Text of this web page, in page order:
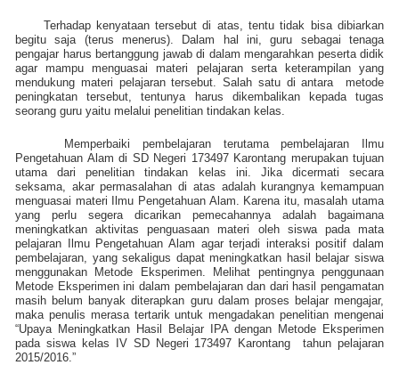
Terhadap kenyataan tersebut di atas, tentu tidak bisa dibiarkan
begitu saja (terus menerus). Dalam hal ini, guru sebagai tenaga
pengajar harus bertanggung jawab di dalam mengarahkan peserta didik
agar mampu menguasai materi pelajaran serta keterampilan yang
mendukung materi pelajaran tersebut. Salah satu di antara
metode
peningkatan tersebut, tentunya harus dikembalikan kepada tugas
seorang guru yaitu melalui penelitian tindakan kelas.
Memperbaiki pembelajaran terutama pembelajaran Ilmu
Pengetahuan Alam di SD Negeri 173497 Karontang merupakan tujuan
utama dari penelitian tindakan kelas ini. Jika dicermati secara
seksama, akar permasalahan di atas adalah kurangnya kemampuan
menguasai materi Ilmu Pengetahuan Alam. Karena itu, masalah utama
yang perlu segera dicarikan pemecahannya adalah bagaimana
meningkatkan aktivitas penguasaan materi oleh siswa pada mata
pelajaran Ilmu Pengetahuan Alam agar terjadi interaksi positif dalam
pembelajaran, yang sekaligus dapat meningkatkan hasil belajar siswa
menggunakan Metode Eksperimen. Melihat pentingnya penggunaan
Metode Eksperimen ini dalam pembelajaran dan dari hasil pengamatan
masih belum banyak diterapkan guru dalam proses belajar mengajar,
maka penulis merasa tertarik untuk mengadakan penelitian mengenai
“Upaya Meningkatkan Hasil Belajar IPA dengan Metode Eksperimen
pada siswa kelas IV SD Negeri 173497 Karontang
tahun pelajaran
2015/2016.”